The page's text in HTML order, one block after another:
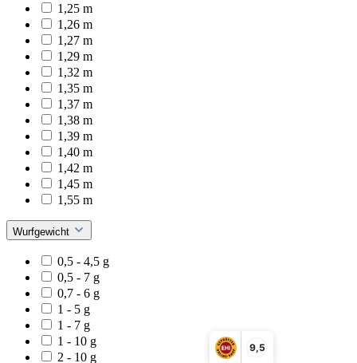
9,5
1,25 m
1,26 m
1,27 m
1,29 m
1,32 m
1,35 m
1,37 m
1,38 m
1,39 m
1,40 m
1,42 m
1,45 m
1,55 m
Wurfgewicht
0,5 - 4,5 g
0,5 - 7 g
0,7 - 6 g
1 - 5 g
1 - 7 g
1 - 10 g
2 - 10 g